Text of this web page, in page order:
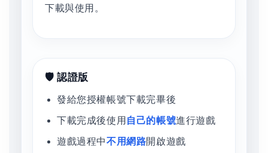
下載與使用。
🛡️ 認證版
發給您授權帳號下載完畢後
下載完成後使用 自己的帳號進行遊戲
遊戲過程中不用網路開啟遊戲